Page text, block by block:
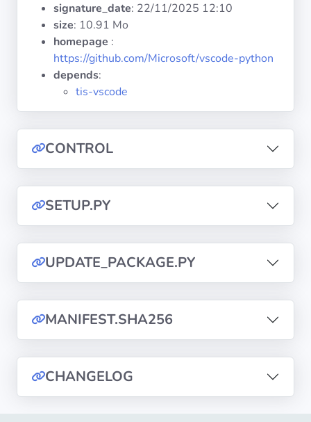
Tranquil IT
Liste de
Tranquil
signature_date: 22/11/2025 12:10
size: 10.91 Mo
homepage :
https://github.com/Microsoft/vscode-python
depends:
tis-vscode
CONTROL
SETUP.PY
UPDATE_PACKAGE.PY
MANIFEST.SHA256
CHANGELOG